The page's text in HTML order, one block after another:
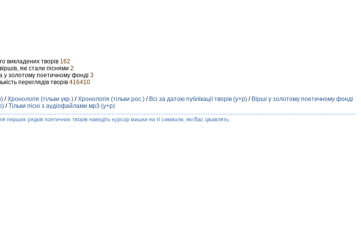
викладених творів 162
які стали піснями 2
у золотому поетичному фонді 3
переглядів творів 416410
/Хронологія (тільки укр.) /Хронологія (тільки рос.) / Всі за датою публікації творів (у+р) / Вірші у золотому поетичному фонді
/Тільки пісні з аудіофайлами мр3 (у+р)
перших рядків поетичних творів наведіть курсор мишки на ті символи, які Вас цікавлять.